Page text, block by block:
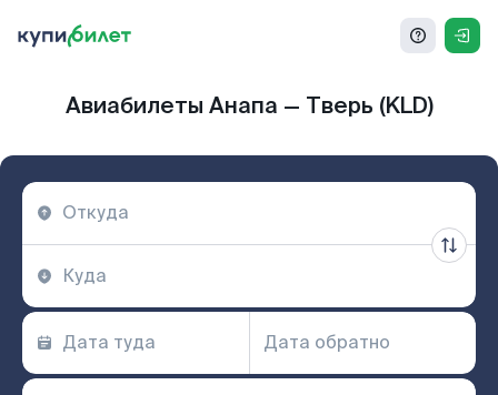
Авиабилеты Анапа — Тверь (KLD)